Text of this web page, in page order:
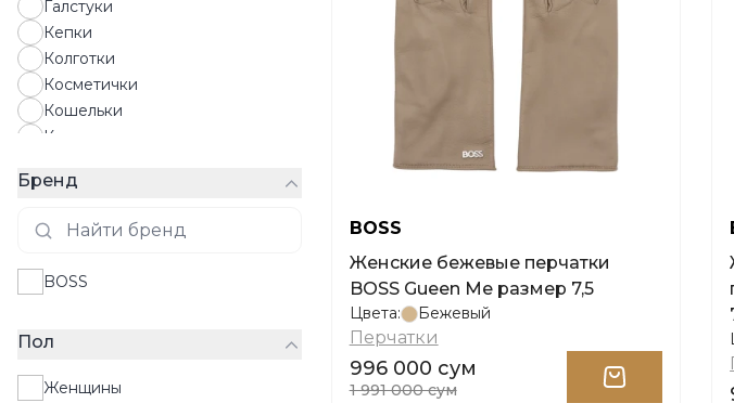
Галстуки
Кепки
Колготки
Косметички
Кошельки
Картхолдеры
Солнцезащитные очки
Парфюмы
Платки
Ремни
Средства по уходу за обувью
Бренд
BOSS
Пол
Женщины
BOSS
Женские бежевые перчатки
BOSS Gueen Me размер 7,5
Цвета: Бежевый
Перчатки
996 000 сум
1 991 000 сум